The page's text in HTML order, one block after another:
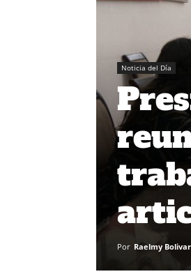
Noticia del Día
Por Raelmy Bolivar